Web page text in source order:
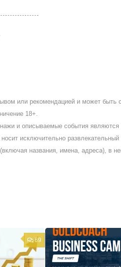
или рекомендацией и может
18+.
и описываемые события
исключительно развлекательный
названия, имена, адреса), в
69